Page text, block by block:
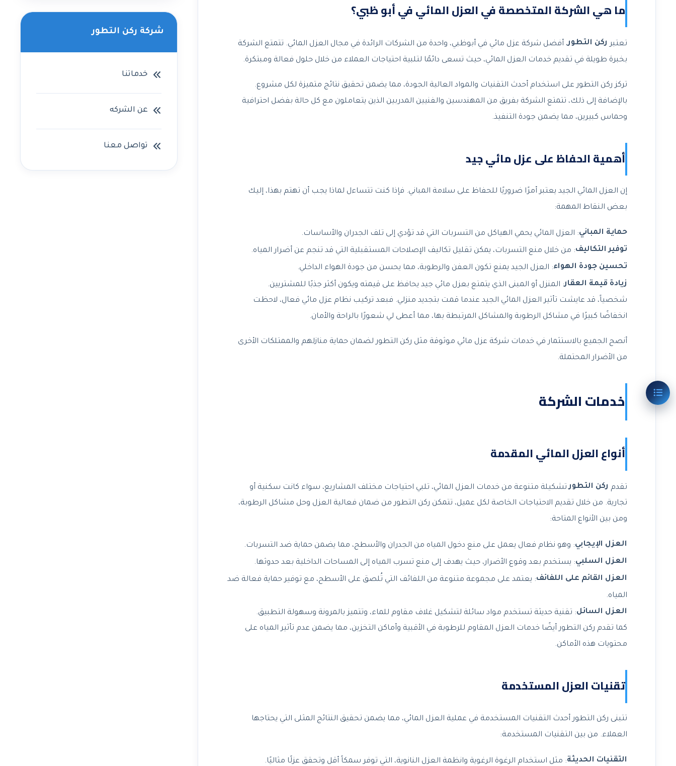
ما هي الشركة المتخصصة في العزل المائي في أبو ظبي؟
تعتبر ركن التطور، أفضل شركة عزل مائي في أبوظبي، واحدة من الشركات الرائدة في مجال العزل المائي. تتمتع الشركة
بخبرة طويلة في تقديم خدمات العزل المائي، حيث تسعى دائمًا لتلبية احتياجات العملاء من خلال حلول فعالة ومبتكرة.
تركز ركن التطور على استخدام أحدث التقنيات والمواد العالية الجودة، مما يضمن تحقيق نتائج متميزة لكل مشروع.
بالإضافة إلى ذلك، تتمتع الشركة بفريق من المهندسين والفنيين المدربين الذين يتعاملون مع كل حالة بفضل احترافية
وحماس كبيرين، مما يضمن جودة التنفيذ.
أهمية الحفاظ على عزل مائي جيد
إن العزل المائي الجيد يعتبر أمرًا ضروريًا للحفاظ على سلامة المباني. فإذا كنت تتساءل لماذا يجب أن تهتم بهذا، إليك
بعض النقاط المهمة:
حماية المباني: العزل المائي يحمي الهياكل من التسربات التي قد تؤدي إلى تلف الجدران والأساسات.
توفير التكاليف: من خلال منع التسربات، يمكن تقليل تكاليف الإصلاحات المستقبلية التي قد تنجم عن أضرار المياه.
تحسين جودة الهواء: العزل الجيد يمنع تكون العفن والرطوبة، مما يحسن من جودة الهواء الداخلي.
زيادة قيمة العقار: المنزل أو المبنى الذي يتمتع بعزل مائي جيد يحافظ على قيمته ويكون أكثر جذبًا للمشتريين.
شخصياً، قد عايشت تأثير العزل المائي الجيد عندما قمت بتجديد منزلي. فبعد تركيب نظام عزل مائي فعال، لاحظت
انخفاضًا كبيرًا في مشاكل الرطوبة والمشاكل المرتبطة بها، مما أعطى لي شعورًا بالراحة والأمان.
أنصح الجميع بالاستثمار في خدمات شركة عزل مائي موثوقة مثل ركن التطور لضمان حماية منازلهم والممتلكات الأخرى
من الأضرار المحتملة.
خدمات الشركة
أنواع العزل المائي المقدمة
تقدم ركن التطورتشكيلة متنوعة من خدمات العزل المائي، تلبي احتياجات مختلف المشاريع، سواء كانت سكنية أو
تجارية. من خلال تقديم الاحتياجات الخاصة لكل عميل، تتمكن ركن التطور من ضمان فعالية العزل وحل مشاكل الرطوبة،
ومن بين الأنواع المتاحة:
العزل الإيجابي: وهو نظام فعال يعمل على منع دخول المياه من الجدران والأسطح، مما يضمن حماية ضد التسربات.
العزل السلبي: يستخدم بعد وقوع الأضرار، حيث يهدف إلى منع تسرب المياه إلى المساحات الداخلية بعد حدوثها.
العزل القائم على اللفائف: يعتمد على مجموعة متنوعة من اللفائف التي تُلصق على الأسطح، مع توفير حماية فعالة ضد
المياه.
العزل السائل: تقنية حديثة تستخدم مواد سائلة لتشكيل غلاف مقاوم للماء، وتتميز بالمرونة وسهولة التطبيق.
كما تقدم ركن التطور أيضًا خدمات العزل المقاوم للرطوبة في الأقبية وأماكن التخزين، مما يضمن عدم تأثير المياه على
محتويات هذه الأماكن.
تقنيات العزل المستخدمة
تتبنى ركن التطور أحدث التقنيات المستخدمة في عملية العزل المائي، مما يضمن تحقيق النتائج المثلى التي يحتاجها
العملاء. من بين التقنيات المستخدمة:
التقنيات الحديثة: مثل استخدام الرغوة الرغوية وانظمة العزل النانوية، التي توفر سمكاً أقل وتحقق عزلًا مثاليًا.
شركة ركن التطور
خدماتنا
عن الشركه
تواصل معنا